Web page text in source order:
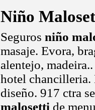
Niño
Seguros niño
masaje. Evora,
alentejo,
hotel
diseño. 917 ctra
malosetti de